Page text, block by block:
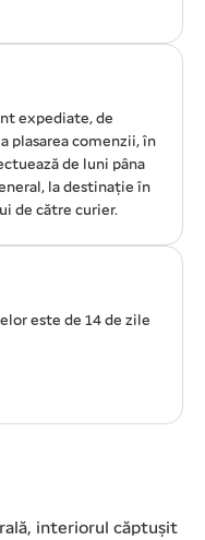
expediate, de
plasarea comenzii, în
de luni pâna
la destinație în
de către curier.
este de 14 de zile
interiorul căptușit